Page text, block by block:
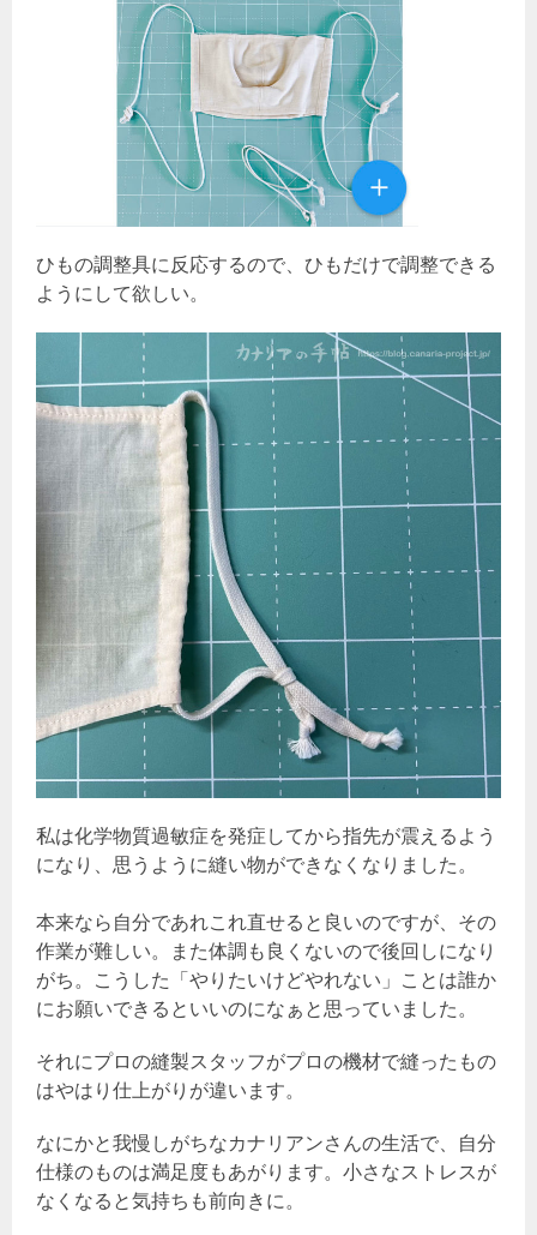
ひもの調整具に反応するので、ひもだけで調整できる
ようにして欲しい。
私は化学物質過敏症を発症してから指先が震えるよう
になり、思うように縫い物ができなくなりました。
本来なら自分であれこれ直せると良いのですが、その
作業が難しい。また体調も良くないので後回しになり
がち。こうした「やりたいけどやれない」ことは誰か
にお願いできるといいのになぁと思っていました。
それにプロの縫製スタッフがプロの機材で縫ったもの
はやはり仕上がりが違います。
なにかと我慢しがちなカナリアンさんの生活で、自分
仕様のものは満足度もあがります。小さなストレスが
なくなると気持ちも前向きに。